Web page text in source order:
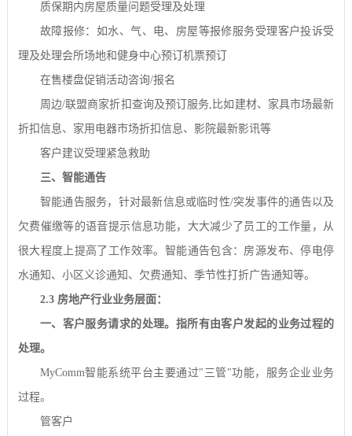
质保期内房屋质量问题受理及处理
故障报修：如水、气、电、房屋等报修服务受理客户投诉受
理及处理会所场地和健身中心预订机票预订
在售楼盘促销活动咨询/报名
周边/联盟商家折扣查询及预订服务, 比如建材、家具市场最新
折扣信息、家用电器市场折扣信息、影院最新影讯等
客户建议受理紧急救助
三、智能通告
智能通告服务，针对最新信息或临时性/突发事件的通告以及
欠费催缴等的语音提示信息功能，大大减少了员工的工作量，从
很大程度上提高了工作效率。智能通告包含：房源发布、停电停
水通知、小区义诊通知、欠费通知、季节性打折广告通知等。
2.3 房地产行业业务层面：
一、客户服务请求的处理。指所有由客户发起的业务过程的
处理。
MyComm智能系统平台主要通过" 三管 "功能，服务企业业务
过程。
管客户